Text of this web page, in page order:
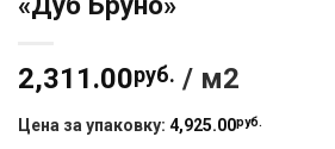
2,311.00руб. / м2
Цена за упаковку: 4,925.00руб.